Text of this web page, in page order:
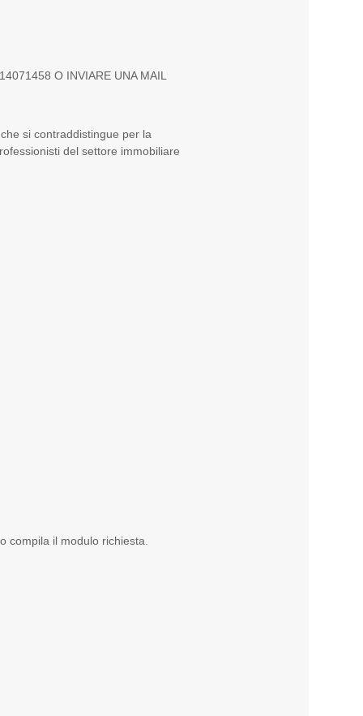
O INVIARE UNA MAIL
si contraddistingue per la
del settore immobiliare
compila il modulo richiesta.